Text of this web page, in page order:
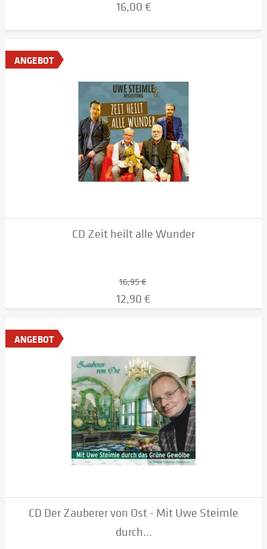
16,00 €
ANGEBOT
CD Zeit heilt alle Wunder
16,95 €
12,90 €
ANGEBOT
CD Der Zauberer von Ost - Mit Uwe Steimle
durch...